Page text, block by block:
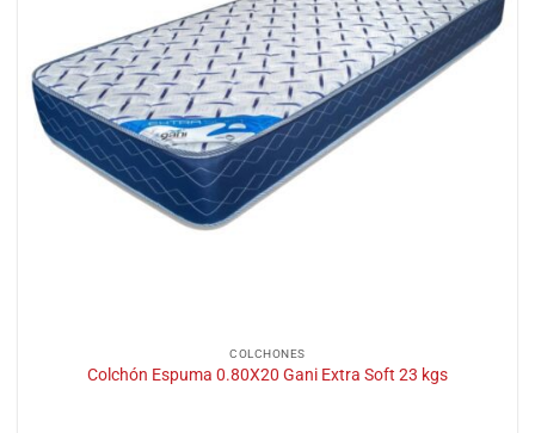
COLCHONES
Colchón Espuma 0.80X20 Gani Extra Soft 23 kgs